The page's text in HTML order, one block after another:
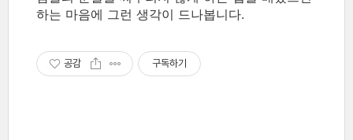
하는 마음에 그런 생각이 드나봅니다.
공감 구독하기